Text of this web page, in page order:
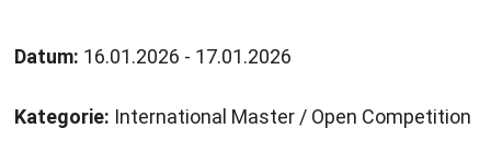
Datum: 16.01.2026 - 17.01.2026
Kategorie: International Master / Open Competition